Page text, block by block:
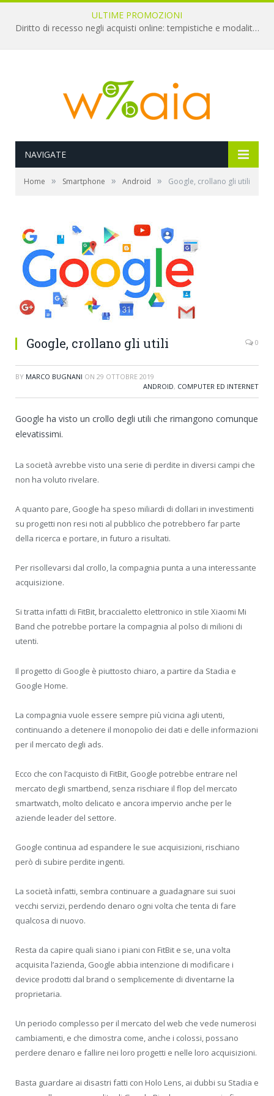
ULTIME PROMOZIONI
Diritto di recesso negli acquisti online: tempistiche e modalità per il rimborso
NAVIGATE
Home » Smartphone » Android » Google, crollano gli utili
Google, crollano gli utili 0
BY MARCO BUGNANI ON 29 OTTOBRE 2019
ANDROID, COMPUTER ED INTERNET
Google ha visto un crollo degli utili che rimangono comunque
elevatissimi.
La società avrebbe visto una serie di perdite in diversi campi che
non ha voluto rivelare.
A quanto pare, Google ha speso miliardi di dollari in investimenti
su progetti non resi noti al pubblico che potrebbero far parte
della ricerca e portare, in futuro a risultati.
Per risollevarsi dal crollo, la compagnia punta a una interessante
acquisizione.
Si tratta infatti di FitBit, braccialetto elettronico in stile Xiaomi Mi
Band che potrebbe portare la compagnia al polso di milioni di
utenti.
Il progetto di Google è piuttosto chiaro, a partire da Stadia e
Google Home.
La compagnia vuole essere sempre più vicina agli utenti,
continuando a detenere il monopolio dei dati e delle informazioni
per il mercato degli ads.
Ecco che con l’acquisto di FitBit, Google potrebbe entrare nel
mercato degli smartbend, senza rischiare il flop del mercato
smartwatch, molto delicato e ancora impervio anche per le
aziende leader del settore.
Google continua ad espandere le sue acquisizioni, rischiano
però di subire perdite ingenti.
La società infatti, sembra continuare a guadagnare sui suoi
vecchi servizi, perdendo denaro ogni volta che tenta di fare
qualcosa di nuovo.
Resta da capire quali siano i piani con FitBit e se, una volta
acquisita l’azienda, Google abbia intenzione di modificare i
device prodotti dal brand o semplicemente di diventarne la
proprietaria.
Un periodo complesso per il mercato del web che vede numerosi
cambiamenti, e che dimostra come, anche i colossi, possano
perdere denaro e fallire nei loro progetti e nelle loro acquisizioni.
Basta guardare ai disastri fatti con Holo Lens, ai dubbi su Stadia e